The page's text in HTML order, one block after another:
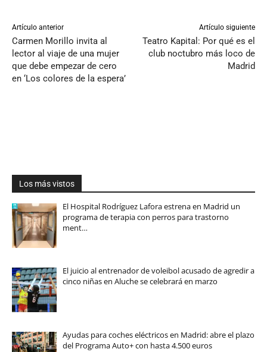
Artículo anterior
Carmen Morillo invita al
lector al viaje de una mujer
que debe empezar de cero
en ‘Los colores de la espera’
Artículo siguiente
Teatro Kapital: Por qué es el
club noctubro más loco de
Madrid
Los más vistos
El Hospital Rodríguez Lafora estrena en Madrid un
programa de terapia con perros para trastorno
ment…
El juicio al entrenador de voleibol acusado de agredir a
cinco niñas en Aluche se celebrará en marzo
Ayudas para coches eléctricos en Madrid: abre el plazo
del Programa Auto+ con hasta 4.500 euros